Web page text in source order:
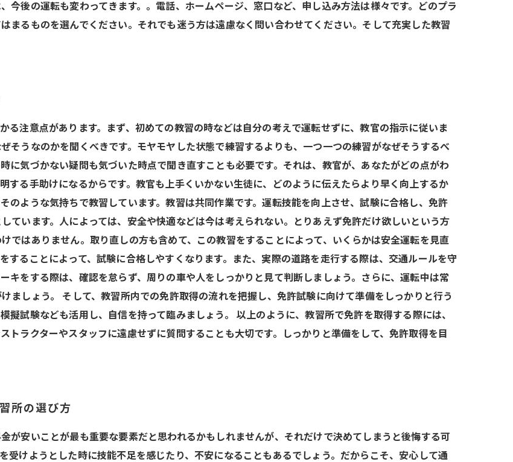
今後の運転も変わってきます。。電話、ホームページ、窓口など、申し込み方法は様々です。どのプラ
まるものを選んでください。それでも迷う方は遠慮なく問い合わせてください。そして充実した教習
る注意点があります。まず、初めての教習の時などは自分の考えで運転せずに、教官の指示に従いま
そうなのかを聞くべきです。モヤモヤした状態で練習するよりも、一つ一つの練習がなぜそうするべ
に気づかない疑問も気づいた時点で聞き直すことも必要です。それは、教官が、あなたがどの点がわ
する手助けになるからです。教官も上手くいかない生徒に、どのように伝えたらより早く向上するか
のような気持ちで教習しています。教習は共同作業です。運転技能を向上させ、試験に合格し、免許
ています。人によっては、安全や快適などは今は考えられない。とりあえず免許だけ欲しいという方
ではありません。取り直しの方も含めて、この教習をすることによって、いくらかは安全運転を見直
することによって、試験に合格しやすくなります。また、実際の道路を走行する際は、交通ルールを守
キをする際は、確認を怠らず、周りの車や人をしっかりと見て判断しましょう。さらに、運転中は常
ましょう。 そして、教習所内での免許取得の流れを把握し、免許試験に向けて準備をしっかりと行う
擬試験なども活用し、自信を持って臨みましょう。 以上のように、教習所で免許を取得する際には、
トラクターやスタッフに遠慮せずに質問することも大切です。しっかりと準備をして、免許取得を目
所の選び方
が安いことが最も重要な要素だと思われるかもしれませんが、それだけで決めてしまうと後悔する可
受けようとした時に技能不足を感じたり、不安になることもあるでしょう。だからこそ、安心して通